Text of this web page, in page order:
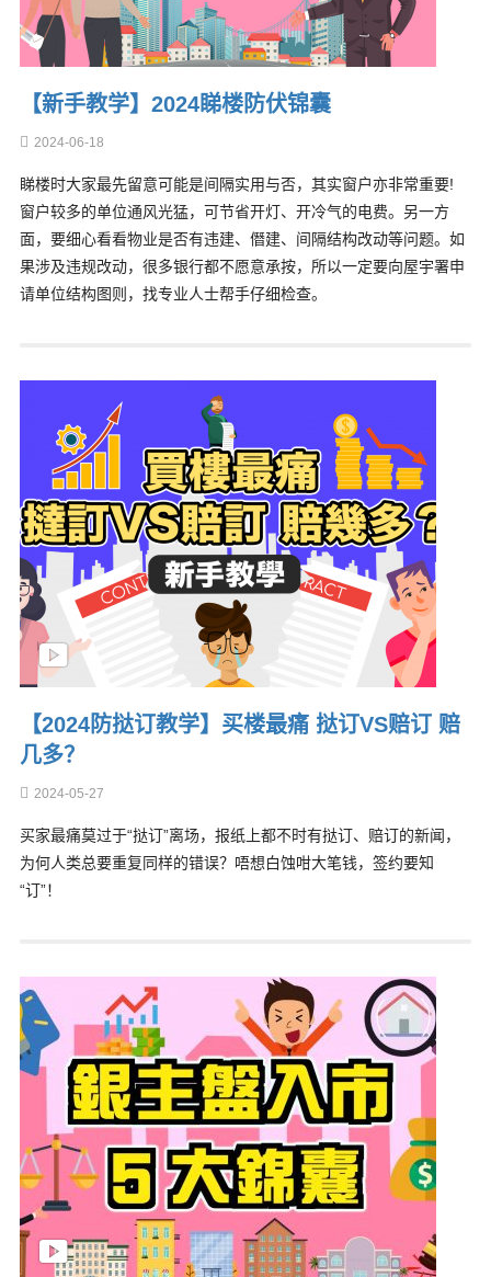
【新手教学】2024睇楼防伏锦囊
2024-06-18
睇楼时大家最先留意可能是间隔实用与否，其实窗户亦非常重要!
窗户较多的单位通风光猛，可节省开灯、开冷气的电费。另一方
面，要细心看看物业是否有违建、僭建、间隔结构改动等问题。如
果涉及违规改动，很多银行都不愿意承按，所以一定要向屋宇署申
请单位结构图则，找专业人士帮手仔细检查。
【2024防挞订教学】买楼最痛 挞订VS赔订 赔
几多？
2024-05-27
买家最痛莫过于“挞订”离场，报纸上都不时有挞订、赔订的新闻，
为何人类总要重复同样的错误？唔想白蚀咁大笔钱，签约要知
“订”！